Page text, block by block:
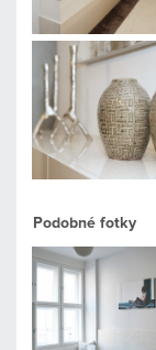
Podobné fotky